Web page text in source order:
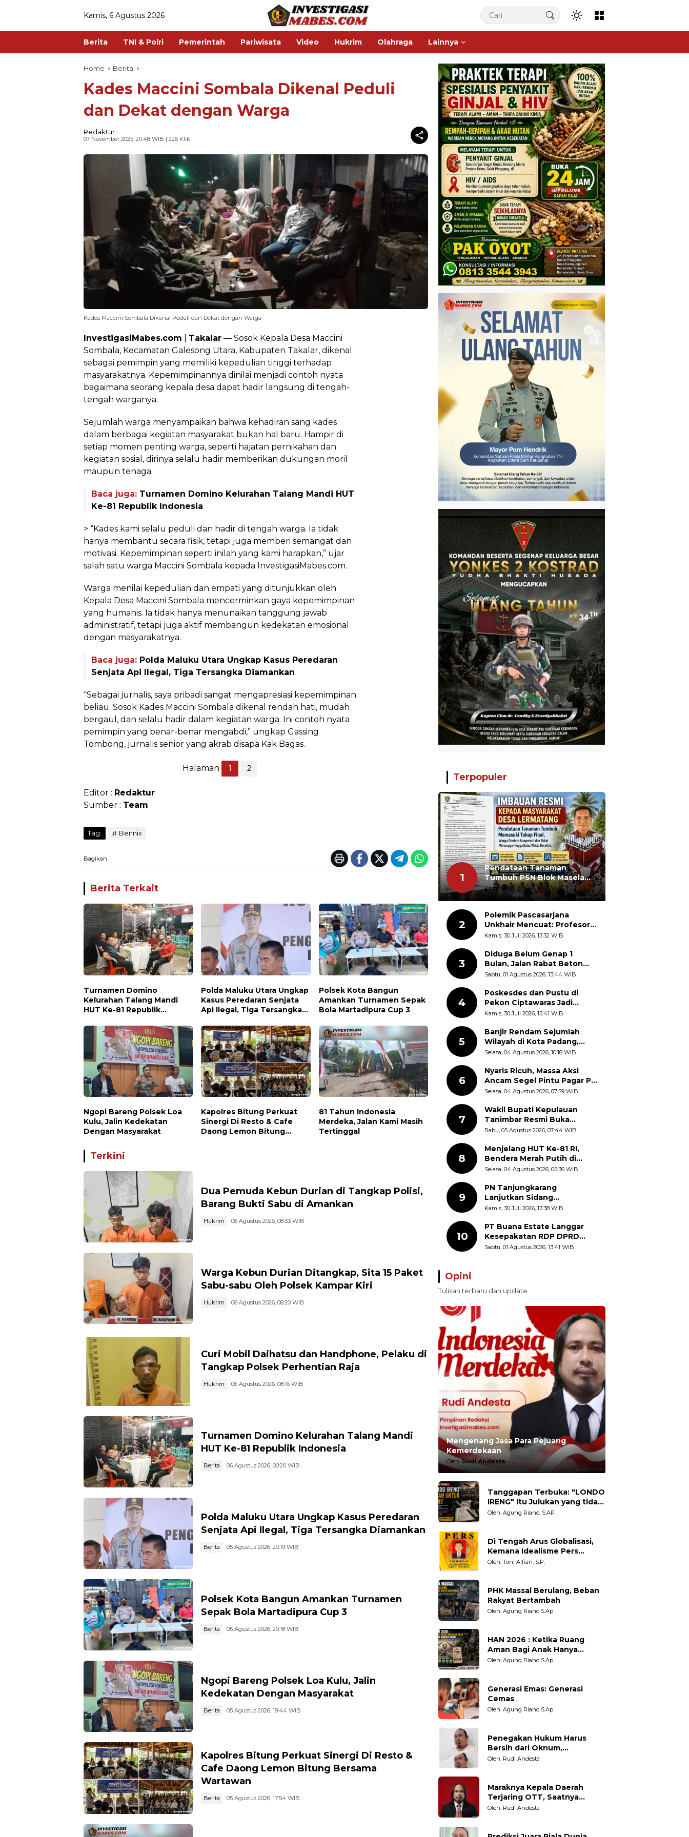
Kamis, 6 Agustus 2026
Berita TNI & Polri Pemerintah Pariwisata Video Hukrim Olahraga Lainnya
Home Berita
Kades Maccini Sombala Dikenal Peduli
dan Dekat dengan Warga
Redaktur
07 November 2025, 20:48 WIB | 226 Klik
Kades Maccini Sombala Dikenal Peduli dan Dekat dengan Warga
InvestigasiMabes.com Takalar — Sosok Kepala Desa Maccini
Sombala, Kecamatan Galesong Utara, Kabupaten Takalar, dikenal
sebagai pemimpin yang memiliki kepedulian tinggi terhadap
masyarakatnya. Kepemimpinannya dinilai menjadi contoh nyata
bagaimana seorang kepala desa dapat hadir langsung di tengah-
tengah warganya.
Sejumlah warga menyampaikan bahwa kehadiran sang kades
dalam berbagai kegiatan masyarakat bukan hal baru. Hampir di
setiap momen penting warga, seperti hajatan pernikahan dan
kegiatan sosial, dirinya selalu hadir memberikan dukungan moril
maupun tenaga.
Baca juga: Turnamen Domino Kelurahan Talang Mandi HUT
Ke-81 Republik Indonesia
> “Kades kami selalu peduli dan hadir di tengah warga. Ia tidak
hanya membantu secara fisik, tetapi juga memberi semangat dan
motivasi. Kepemimpinan seperti inilah yang kami harapkan,” ujar
salah satu warga Maccini Sombala kepada InvestigasiMabes.com.
Warga menilai kepedulian dan empati yang ditunjukkan oleh
Kepala Desa Maccini Sombala mencerminkan gaya kepemimpinan
yang humanis. Ia tidak hanya menunaikan tanggung jawab
administratif, tetapi juga aktif membangun kedekatan emosional
dengan masyarakatnya.
Baca juga: Polda Maluku Utara Ungkap Kasus Peredaran
Senjata Api Ilegal, Tiga Tersangka Diamankan
“Sebagai jurnalis, saya pribadi sangat mengapresiasi kepemimpinan
beliau. Sosok Kades Maccini Sombala dikenal rendah hati, mudah
bergaul, dan selalu hadir dalam kegiatan warga. Ini contoh nyata
pemimpin yang benar-benar mengabdi,” ungkap Gassing
Tombong, jurnalis senior yang akrab disapa Kak Bagas.
Halaman 1 2
Editor : Redaktur
Sumber : Team
Tag: Bennix
Bagikan
Berita Terkait
Turnamen Domino
Kelurahan Talang Mandi
HUT Ke-81 Republik
Polda Maluku Utara Ungkap
Kasus Peredaran Senjata
Api Ilegal, Tiga Tersangka
Polsek Kota Bangun
Amankan Turnamen Sepak
Bola Martadipura Cup 3
Ngopi Bareng Polsek Loa
Kulu, Jalin Kedekatan
Dengan Masyarakat
Kapolres Bitung Perkuat
Sinergi Di Resto & Cafe
Daong Lemon Bitung
81 Tahun Indonesia
Merdeka, Jalan Kami Masih
Tertinggal
Terkini
Dua Pemuda Kebun Durian di Tangkap Polisi,
Barang Bukti Sabu di Amankan
Hukrim 06 Agustus 2026, 08:33 WIB
Warga Kebun Durian Ditangkap, Sita 15 Paket
Sabu-sabu Oleh Polsek Kampar Kiri
Hukrim 06 Agustus 2026, 08:20 WIB
Curi Mobil Daihatsu dan Handphone, Pelaku di
Tangkap Polsek Perhentian Raja
Hukrim 06 Agustus 2026, 08:16 WIB
Turnamen Domino Kelurahan Talang Mandi
HUT Ke-81 Republik Indonesia
Berita 06 Agustus 2026, 00:20 WIB
Polda Maluku Utara Ungkap Kasus Peredaran
Senjata Api Ilegal, Tiga Tersangka Diamankan
Berita 05 Agustus 2026, 20:19 WIB
Polsek Kota Bangun Amankan Turnamen
Sepak Bola Martadipura Cup 3
Berita 05 Agustus 2026, 20:18 WIB
Ngopi Bareng Polsek Loa Kulu, Jalin
Kedekatan Dengan Masyarakat
Berita 05 Agustus 2026, 18:44 WIB
Kapolres Bitung Perkuat Sinergi Di Resto &
Cafe Daong Lemon Bitung Bersama
Wartawan
Berita 05 Agustus 2026, 17:54 WIB
Terpopuler
1
Pendataan Tanaman
Tumbuh PSN Blok Masela
Segera Ditutup, Warga
Lermatang Diminta Tidak
Kamis, 30 Juli 2026, 10:05 WIB
2
Polemik Pascasarjana
Unkhair Mencuat: Profesor
dan Doktor Disebut
Akademik Akhir Pekan
Kamis, 30 Juli 2026, 13:32 WIB
3
Diduga Belum Genap 1
Bulan, Jalan Rabat Beton
Gidanglo - Guwosobokerto
Sabtu, 01 Agustus 2026, 13:44 WIB
4
Poskesdes dan Pustu di
Pekon Ciptawaras Jadi
Sorotan, Warga Keluhkan
Dugaan Pungutan
Kamis, 30 Juli 2026, 15:41 WIB
5
Banjir Rendam Sejumlah
Wilayah di Kota Padang,
Proses Evakuasi Warga
Selasa, 04 Agustus 2026, 10:18 WIB
6
Nyaris Ricuh, Massa Aksi
Ancam Segel Pintu Pagar PT
Pabrik Gula Gorontalo
Selasa, 04 Agustus 2026, 07:59 WIB
7
Wakil Bupati Kepulauan
Tanimbar Resmi Buka
Rangkaian Peringatan HUT
Diajak Perkuat Semangat
Nasionalisme
Rabu, 05 Agustus 2026, 07:44 WIB
8
Menjelang HUT Ke-81 RI,
Bendera Merah Putih di
Kantor Dinas Kehutanan
Selasa, 04 Agustus 2026, 05:36 WIB
9
PN Tanjungkarang
Lanjutkan Sidang
Praperadilan Enam Debt
Pemeriksaan Saksi
Kamis, 30 Juli 2026, 13:38 WIB
10
PT Buana Estate Langgar
Kesepakatan RDP DPRD
Sumut: Pasang Pilar Tapal
Sabtu, 01 Agustus 2026, 13:41 WIB
Opini
Tulisan terbaru dan update
Mengenang Jasa Para Pejuang
Kemerdekaan
Oleh:Rudi Andesta
Tanggapan Terbuka: "LONDO
IRENG" Itu Julukan yang tidak
Adil untuk Wartawan,
Oleh: Agung Riano, S.AP
Di Tengah Arus Globalisasi,
Kemana Idealisme Pers
Berpihak?
Oleh: Toni Alfian, S.P.
PHK Massal Berulang, Beban
Rakyat Bertambah
Oleh: Agung Riano S.Ap
HAN 2026 : Ketika Ruang
Aman Bagi Anak Hanya
Sebatas Angan
Oleh: Agung Riano S.Ap
Generasi Emas: Generasi
Cemas
Oleh: Agung Riano S.Ap
Penegakan Hukum Harus
Bersih dari Oknum,
Kepercayaan Publik adalah
Oleh: Rudi Andesta
Maraknya Kepala Daerah
Terjaring OTT, Saatnya
Bersih-Bersih Total Tata
Oleh: Rudi Andesta